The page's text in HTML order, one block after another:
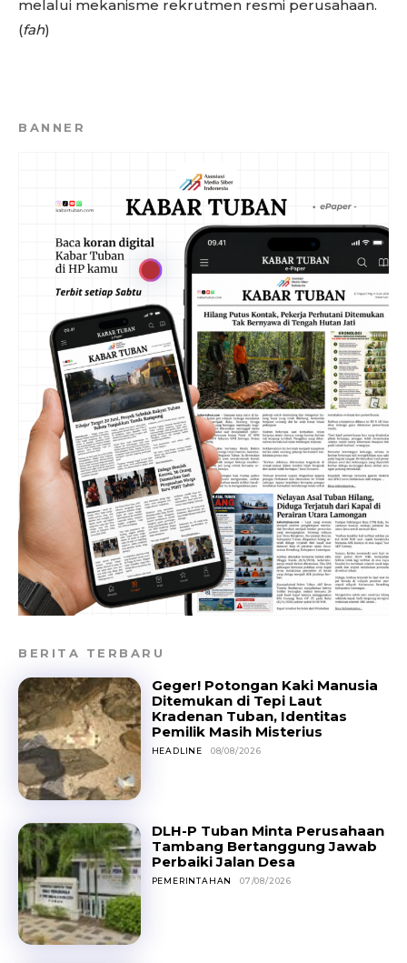
melalui mekanisme rekrutmen resmi perusahaan.
(fah)
BANNER
BERITA TERBARU
Geger! Potongan Kaki Manusia
Ditemukan di Tepi Laut
Kradenan Tuban, Identitas
Pemilik Masih Misterius
HEADLINE 08/08/2026
DLH-P Tuban Minta Perusahaan
Tambang Bertanggung Jawab
Perbaiki Jalan Desa
PEMERINTAHAN 07/08/2026